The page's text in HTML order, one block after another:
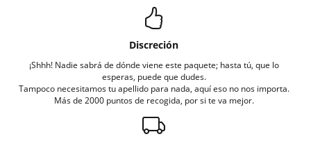
Discreción
¡Shhh! Nadie sabrá de dónde viene este paquete; hasta tú, que lo
esperas, puede que dudes.
Tampoco necesitamos tu apellido para nada, aquí eso no nos importa.
Más de 2000 puntos de recogida, por si te va mejor.